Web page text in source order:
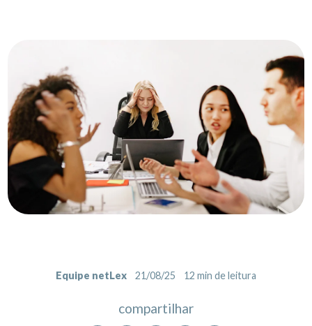
Equipe netLex 21/08/25 12 min de leitura
compartilhar